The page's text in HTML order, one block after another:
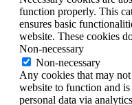
function properly. This
ensures basic
website. These cookies
Non-necessary
Non-necessary
Any cookies that may
website to function and
personal data via